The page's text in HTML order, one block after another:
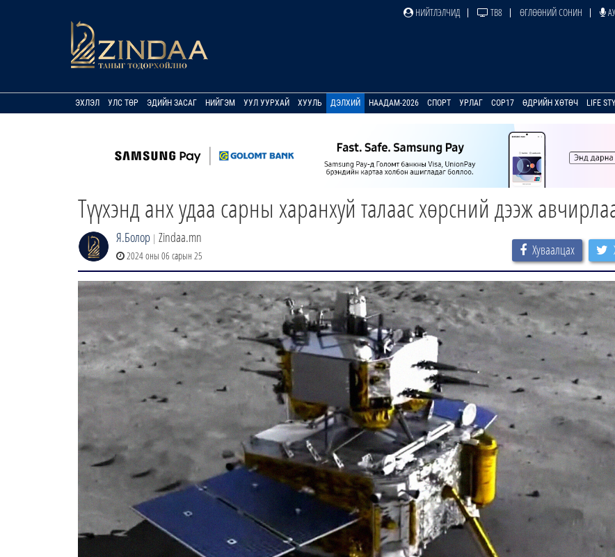
НИЙТЛЭЛЧИД ТВ8 ӨГЛӨӨНИЙ СОНИН
ЭХЛЭЛ УЛС ТӨР ЭДИЙН ЗАСАГ НИЙГЭМ УУЛ УУРХАЙ ХУУЛЬ ДЭЛХИЙ НААДАМ-2026 СПОРТ УРЛАГ COP17 ӨДРИЙН ХӨТӨЧ LIFE
Түүхэнд анх удаа сарны харанхуй талаас хөрсний дээж
Я.Болор | Zindaa.mn
2024 оны 06 сарын 25 Хуваалцах